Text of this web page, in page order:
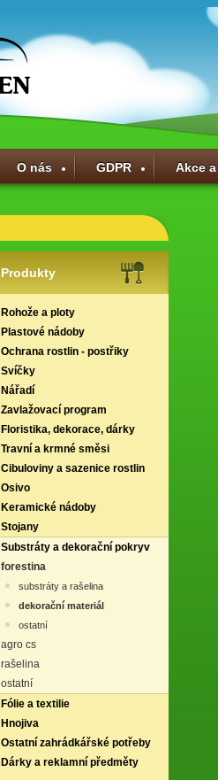
O nás GDPR Akce
Produkty
Rohože a ploty
Plastové nádoby
Ochrana rostlin - postřiky
Svíčky
Nářadí
Zavlažovací program
Floristika, dekorace, dárky
Travní a krmné směsi
Cibuloviny a sazenice rostlin
Osivo
Keramické nádoby
Stojany
Substráty a dekorační pokryv
forestina
substráty a rašelina
dekorační materiál
ostatní
agro cs
rašelina
ostatní
Fólie a textilie
Hnojiva
Ostatní zahrádkářské potřeby
Dárky a reklamní předměty